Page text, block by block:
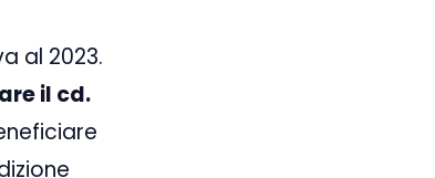
al 2023.
il cd.